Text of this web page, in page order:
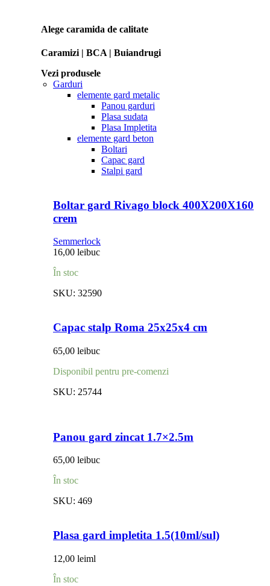
Alege caramida de calitate
Caramizi | BCA | Buiandrugi
Vezi produsele
Garduri
elemente gard metalic
Panou garduri
Plasa sudata
Plasa Impletita
elemente gard beton
Boltari
Capac gard
Stalpi gard
Boltar gard Rivago block 400X200X160
crem
Semmerlock
16,00 leibuc
În stoc
SKU: 32590
Capac stalp Roma 25x25x4 cm
65,00 leibuc
Disponibil pentru pre-comenzi
SKU: 25744
Panou gard zincat 1.7×2.5m
65,00 leibuc
În stoc
SKU: 469
Plasa gard impletita 1.5(10ml/sul)
12,00 leiml
În stoc